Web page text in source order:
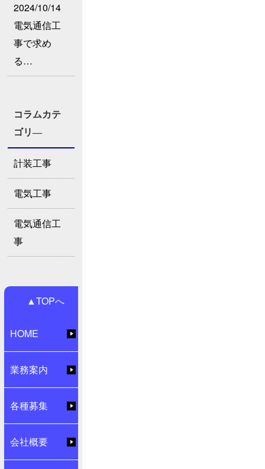
2024/10/14
電気通信工
事で求め
る…
コラムカテ
ゴリ―
計装工事
電気工事
電気通信工
事
▲TOPへ
HOME
業務案内
各種募集
会社概要